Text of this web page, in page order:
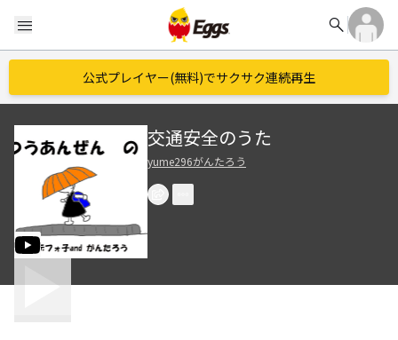
menu search
公式プレイヤー(無料)でサクサク連続再生
交通安全のうた
yume296がんたろう